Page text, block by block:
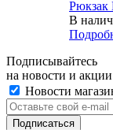
Рюкзак
В
Подписывайтесь
на новости и акции
Новости